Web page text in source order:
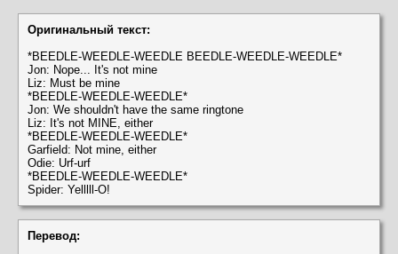
Оригинальный текст:
*BEEDLE-WEEDLE-WEEDLE BEEDLE-WEEDLE-WEEDLE*
Jon: Nope... It's not mine
Liz: Must be mine
*BEEDLE-WEEDLE-WEEDLE*
Jon: We shouldn't have the same ringtone
Liz: It's not MINE, either
*BEEDLE-WEEDLE-WEEDLE*
Garfield: Not mine, either
Odie: Urf-urf
*BEEDLE-WEEDLE-WEEDLE*
Spider: Yelllll-O!
Перевод: